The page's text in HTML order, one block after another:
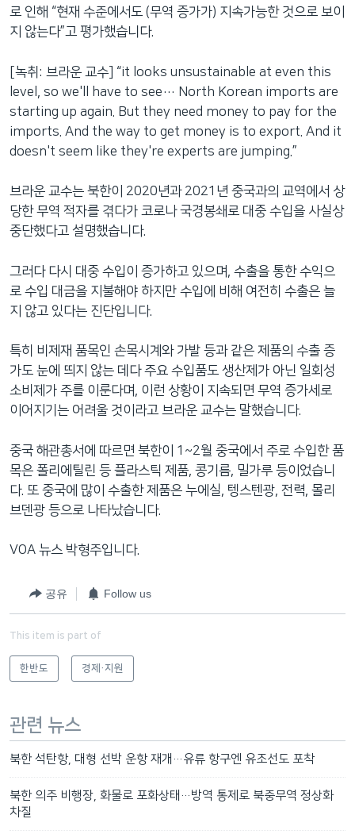
로 인해 “현재 수준에서도 (무역 증가가) 지속가능한 것으로 보이
지 않는다”고 평가했습니다.
[녹취: 브라운 교수] “it looks unsustainable at even this
level, so we'll have to see… North Korean imports are
starting up again. But they need money to pay for the
imports. And the way to get money is to export. And it
doesn't seem like they're experts are jumping.”
브라운 교수는 북한이 2020년과 2021년 중국과의 교역에서 상
당한 무역 적자를 겪다가 코로나 국경봉쇄로 대중 수입을 사실상
중단했다고 설명했습니다.
그러다 다시 대중 수입이 증가하고 있으며, 수출을 통한 수익으
로 수입 대금을 지불해야 하지만 수입에 비해 여전히 수출은 늘
지 않고 있다는 진단입니다.
특히 비제재 품목인 손목시계와 가발 등과 같은 제품의 수출 증
가도 눈에 띄지 않는 데다 주요 수입품도 생산제가 아닌 일회성
소비제가 주를 이룬다며, 이런 상황이 지속되면 무역 증가세로
이어지기는 어려울 것이라고 브라운 교수는 말했습니다.
중국 해관총서에 따르면 북한이 1~2월 중국에서 주로 수입한 품
목은 폴리에틸린 등 플라스틱 제품, 콩기름, 밀가루 등이었습니
다. 또 중국에 많이 수출한 제품은 누에실, 텡스텐광, 전력, 몰리
브덴광 등으로 나타났습니다.
VOA 뉴스 박형주입니다.
공유 Follow us
This item is part of
한반도 경제·지원
관련 뉴스
북한 석탄항, 대형 선박 운항 재개…유류 항구엔 유조선도 포착
북한 의주 비행장, 화물로 포화상태…방역 통제로 북중무역 정상화
차질